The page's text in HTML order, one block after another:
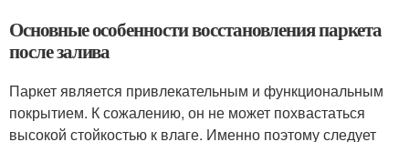
Основные особенности восстановления паркета
после залива
Паркет является привлекательным и функциональным
покрытием. К сожалению, он не может похвастаться
высокой стойкостью к влаге. Именно поэтому следует